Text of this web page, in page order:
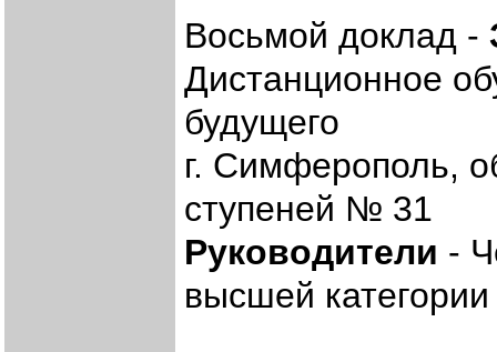
Восьмой доклад -
Дистанционное
будущего
г. Симферополь,
ступеней № 31
Руководители -
высшей